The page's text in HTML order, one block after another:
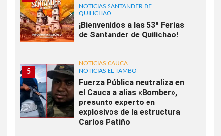
NOTICIAS SANTANDER DE
QUILICHAO
¡Bienvenidos a las 53ª Ferias
de Santander de Quilichao!
5
NOTICIAS CAUCA
NOTICIAS EL TAMBO
Fuerza Pública neutraliza en
el Cauca a alias «Bomber»,
presunto experto en
explosivos de la estructura
Carlos Patiño